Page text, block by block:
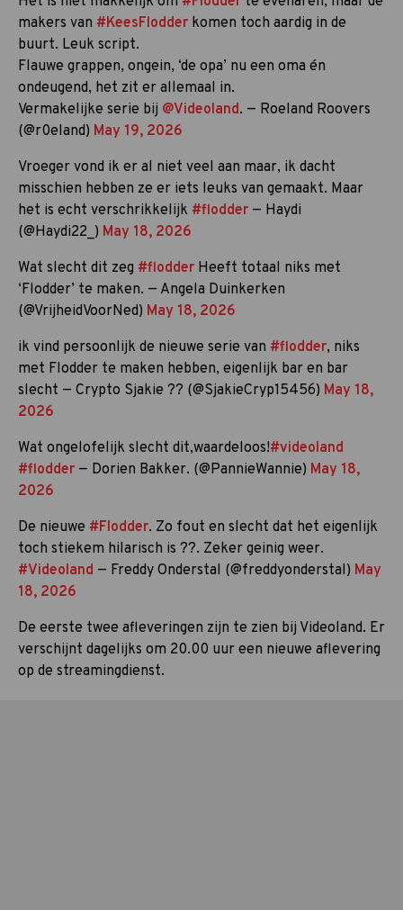
makers van #KeesFlodder komen toch aardig in de
buurt. Leuk script.
Flauwe grappen, ongein, ‘de opa’ nu een oma én
ondeugend, het zit er allemaal in.
Vermakelijke serie bij @Videoland. — Roeland Roovers
(@r0eland) May 19, 2026
Vroeger vond ik er al niet veel aan maar, ik dacht
misschien hebben ze er iets leuks van gemaakt. Maar
het is echt verschrikkelijk #flodder — Haydi
(@Haydi22_) May 18, 2026
Wat slecht dit zeg #flodder Heeft totaal niks met
‘Flodder’ te maken. — Angela Duinkerken
(@VrijheidVoorNed) May 18, 2026
ik vind persoonlijk de nieuwe serie van #flodder, niks
met Flodder te maken hebben, eigenlijk bar en bar
slecht — Crypto Sjakie ?? (@SjakieCryp15456) May 18,
2026
Wat ongelofelijk slecht dit,waardeloos!#videoland
#flodder — Dorien Bakker. (@PannieWannie) May 18,
2026
De nieuwe #Flodder. Zo fout en slecht dat het eigenlijk
toch stiekem hilarisch is ??. Zeker geinig weer.
#Videoland — Freddy Onderstal (@freddyonderstal) May
18, 2026
De eerste twee afleveringen zijn te zien bij Videoland. Er
verschijnt dagelijks om 20.00 uur een nieuwe aflevering
op de streamingdienst.